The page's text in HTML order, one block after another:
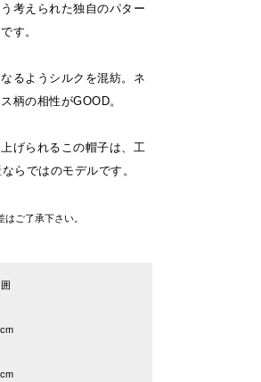
考えられた独自のパター
す。
るようシルクを混紡。ネ
柄の相性がGOOD。
げられるこの帽子は、工
らではのモデルです。
ご了承下さい。